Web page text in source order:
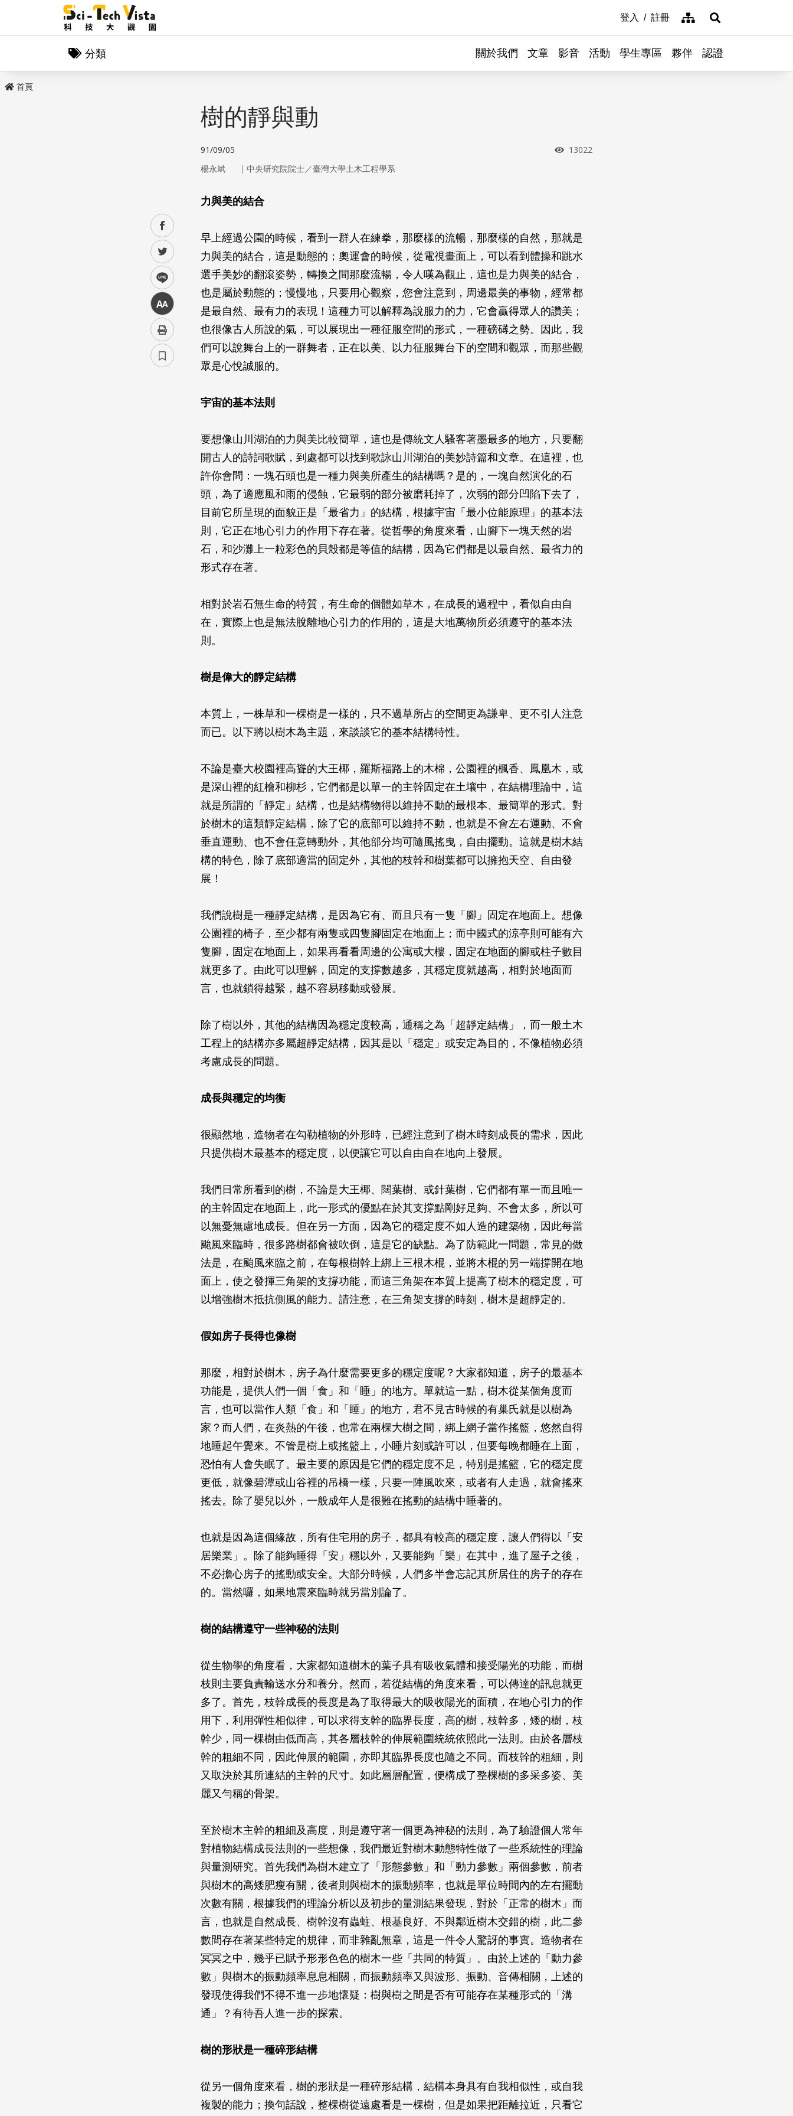
登入 註冊 網站導覽展開搜尋
分類 關於我們 文章 影音 活動 學生專區 夥伴 認證
首頁
facebook
twitter
line
中
樹的靜與動
91/09/05 瀏覽次數
13022
楊永斌 ｜ 中央研究院院士／臺灣大學土木工程學系
力與美的結合
早上經過公園的時候，看到一群人在練拳，那麼樣的流暢，那麼樣的自然，那就是
力與美的結合，這是動態的；奧運會的時候，從電視畫面上，可以看到體操和跳水
選手美妙的翻滾姿勢，轉換之間那麼流暢，令人嘆為觀止，這也是力與美的結合，
也是屬於動態的；慢慢地，只要用心觀察，您會注意到，周邊最美的事物，經常都
是最自然、最有力的表現！這種力可以解釋為說服力的力，它會贏得眾人的讚美；
也很像古人所說的氣，可以展現出一種征服空間的形式，一種磅礡之勢。因此，我
們可以說舞台上的一群舞者，正在以美、以力征服舞台下的空間和觀眾，而那些觀
眾是心悅誠服的。
宇宙的基本法則
要想像山川湖泊的力與美比較簡單，這也是傳統文人騷客著墨最多的地方，只要翻
開古人的詩詞歌賦，到處都可以找到歌詠山川湖泊的美妙詩篇和文章。在這裡，也
許你會問：一塊石頭也是一種力與美所產生的結構嗎？是的，一塊自然演化的石
頭，為了適應風和雨的侵蝕，它最弱的部分被磨耗掉了，次弱的部分凹陷下去了，
目前它所呈現的面貌正是「最省力」的結構，根據宇宙「最小位能原理」的基本法
則，它正在地心引力的作用下存在著。從哲學的角度來看，山腳下一塊天然的岩
石，和沙灘上一粒彩色的貝殼都是等值的結構，因為它們都是以最自然、最省力的
形式存在著。
相對於岩石無生命的特質，有生命的個體如草木，在成長的過程中，看似自由自
在，實際上也是無法脫離地心引力的作用的，這是大地萬物所必須遵守的基本法
則。
樹是偉大的靜定結構
本質上，一株草和一棵樹是一樣的，只不過草所占的空間更為謙卑、更不引人注意
而已。以下將以樹木為主題，來談談它的基本結構特性。
不論是臺大校園裡高聳的大王椰，羅斯福路上的木棉，公園裡的楓香、鳳凰木，或
是深山裡的紅檜和柳杉，它們都是以單一的主幹固定在土壤中，在結構理論中，這
就是所謂的「靜定」結構，也是結構物得以維持不動的最根本、最簡單的形式。對
於樹木的這類靜定結構，除了它的底部可以維持不動，也就是不會左右運動、不會
垂直運動、也不會任意轉動外，其他部分均可隨風搖曳，自由擺動。這就是樹木結
構的特色，除了底部適當的固定外，其他的枝幹和樹葉都可以擁抱天空、自由發
展！
我們說樹是一種靜定結構，是因為它有、而且只有一隻「腳」固定在地面上。想像
公園裡的椅子，至少都有兩隻或四隻腳固定在地面上；而中國式的涼亭則可能有六
隻腳，固定在地面上，如果再看看周邊的公寓或大樓，固定在地面的腳或柱子數目
就更多了。由此可以理解，固定的支撐數越多，其穩定度就越高，相對於地面而
言，也就鎖得越緊，越不容易移動或發展。
除了樹以外，其他的結構因為穩定度較高，通稱之為「超靜定結構」，而一般土木
工程上的結構亦多屬超靜定結構，因其是以「穩定」或安定為目的，不像植物必須
考慮成長的問題。
成長與穩定的均衡
很顯然地，造物者在勾勒植物的外形時，已經注意到了樹木時刻成長的需求，因此
只提供樹木最基本的穩定度，以便讓它可以自由自在地向上發展。
我們日常所看到的樹，不論是大王椰、闊葉樹、或針葉樹，它們都有單一而且唯一
的主幹固定在地面上，此一形式的優點在於其支撐點剛好足夠、不會太多，所以可
以無憂無慮地成長。但在另一方面，因為它的穩定度不如人造的建築物，因此每當
颱風來臨時，很多路樹都會被吹倒，這是它的缺點。為了防範此一問題，常見的做
法是，在颱風來臨之前，在每根樹幹上綁上三根木棍，並將木棍的另一端撐開在地
面上，使之發揮三角架的支撐功能，而這三角架在本質上提高了樹木的穩定度，可
以增強樹木抵抗側風的能力。請注意，在三角架支撐的時刻，樹木是超靜定的。
假如房子長得也像樹
那麼，相對於樹木，房子為什麼需要更多的穩定度呢？大家都知道，房子的最基本
功能是，提供人們一個「食」和「睡」的地方。單就這一點，樹木從某個角度而
言，也可以當作人類「食」和「睡」的地方，君不見古時候的有巢氏就是以樹為
家？而人們，在炎熱的午後，也常在兩棵大樹之間，綁上網子當作搖籃，悠然自得
地睡起午覺來。不管是樹上或搖籃上，小睡片刻或許可以，但要每晚都睡在上面，
恐怕有人會失眠了。最主要的原因是它們的穩定度不足，特別是搖籃，它的穩定度
更低，就像碧潭或山谷裡的吊橋一樣，只要一陣風吹來，或者有人走過，就會搖來
搖去。除了嬰兒以外，一般成年人是很難在搖動的結構中睡著的。
也就是因為這個緣故，所有住宅用的房子，都具有較高的穩定度，讓人們得以「安
居樂業」。除了能夠睡得「安」穩以外，又要能夠「樂」在其中，進了屋子之後，
不必擔心房子的搖動或安全。大部分時候，人們多半會忘記其所居住的房子的存在
的。當然囉，如果地震來臨時就另當別論了。
樹的結構遵守一些神秘的法則
從生物學的角度看，大家都知道樹木的葉子具有吸收氣體和接受陽光的功能，而樹
枝則主要負責輸送水分和養分。然而，若從結構的角度來看，可以傳達的訊息就更
多了。首先，枝幹成長的長度是為了取得最大的吸收陽光的面積，在地心引力的作
用下，利用彈性相似律，可以求得支幹的臨界長度，高的樹，枝幹多，矮的樹，枝
幹少，同一棵樹由低而高，其各層枝幹的伸展範圍統統依照此一法則。由於各層枝
幹的粗細不同，因此伸展的範圍，亦即其臨界長度也隨之不同。而枝幹的粗細，則
又取決於其所連結的主幹的尺寸。如此層層配置，便構成了整棵樹的多采多姿、美
麗又勻稱的骨架。
至於樹木主幹的粗細及高度，則是遵守著一個更為神秘的法則，為了驗證個人常年
對植物結構成長法則的一些想像，我們最近對樹木動態特性做了一些系統性的理論
與量測研究。首先我們為樹木建立了「形態參數」和「動力參數」兩個參數，前者
與樹木的高矮肥瘦有關，後者則與樹木的振動頻率，也就是單位時間內的左右擺動
次數有關，根據我們的理論分析以及初步的量測結果發現，對於「正常的樹木」而
言，也就是自然成長、樹幹沒有蟲蛀、根基良好、不與鄰近樹木交錯的樹，此二參
數間存在著某些特定的規律，而非雜亂無章，這是一件令人驚訝的事實。造物者在
冥冥之中，幾乎已賦予形形色色的樹木一些「共同的特質」。由於上述的「動力參
數」與樹木的振動頻率息息相關，而振動頻率又與波形、振動、音傳相關，上述的
發現使得我們不得不進一步地懷疑：樹與樹之間是否有可能存在某種形式的「溝
通」？有待吾人進一步的探索。
樹的形狀是一種碎形結構
從另一個角度來看，樹的形狀是一種碎形結構，結構本身具有自我相似性，或自我
複製的能力；換句話說，整棵樹從遠處看是一棵樹，但是如果把距離拉近，只看它